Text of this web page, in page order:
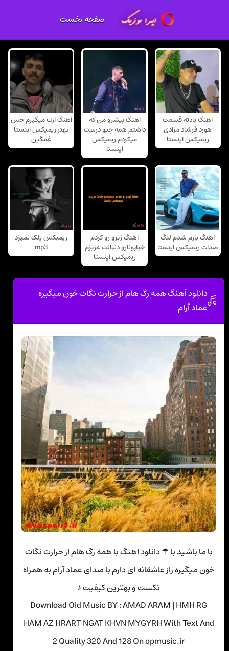
صفحه نخست
اهنگ یادته قسمت
هورد فرشاد مرادی
ریمیکس اینستا
اهنگ پیشرو من که
داشتم همه چیو درست
میکردم ریمیکس
اینستا
اهنگ ازت میگیرم حس
بهتر ریمیکس اینستا
غمگین
اهنگ بازم شدم لنگ
صدات ریمیکس اینستا
اهنگ زیرو رو کردم
خیابونارو دنبالت عزیزم
ریمیکس اینستا
ریمیکس پلک نمیزد
mp3
دانلود آهنگ همه رگ هام از حرارت نگات خون میگیره
عماد آرام
با ما باشید با ☂ دانلود اهنگ با همه رگ هام از حرارت نگات
خون میگیره راز عاشقانه ای دارم با صدای عماد آرام به همراه
تکست و بهترین کیفیت ♪
Download Old Music BY : AMAD ARAM | HMH RG
HAM AZ HRART NGAT KHVN MYGYRH With Text And
2 Quality 320 And 128 On opmusic.ir